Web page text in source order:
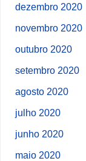
dezembro 2020
novembro 2020
outubro 2020
setembro 2020
agosto 2020
julho 2020
junho 2020
maio 2020